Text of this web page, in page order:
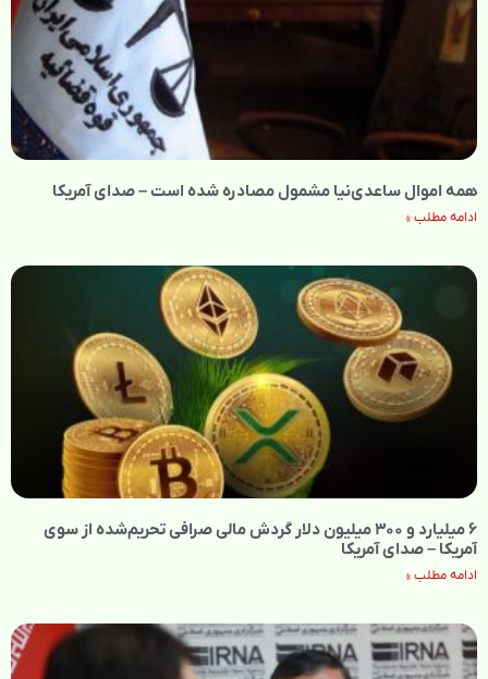
همه اموال ساعدی‌نیا مشمول مصادره شده است – صدای آمریکا
ادامه مطلب »
۶ میلیارد و ۳۰۰ میلیون دلار گردش مالی صرافی تحریم‌شده از سوی
آمریکا – صدای آمریکا
ادامه مطلب »